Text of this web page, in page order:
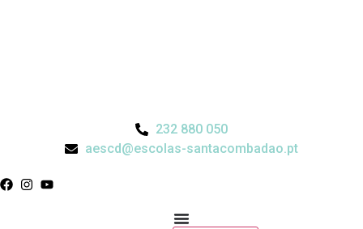
232 880 050
aescd@escolas-santacombadao.pt